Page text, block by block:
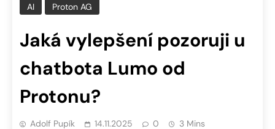
AI Proton AG
Jaká vylepšení pozoruji u
chatbota Lumo od
Protonu?
Adolf Pupík 14.11.2025 0 3 Mins